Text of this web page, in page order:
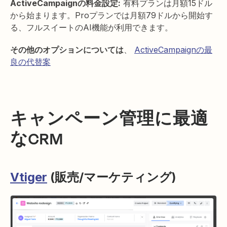
ActiveCampaignの料金設定: 有料プランは月額15ドル
から始まります。Proプランでは月額79ドルから開始す
る、フルスイートのAI機能が利用できます。
その他のオプションについては、 ActiveCampaignの最
良の代替案
キャンペーン管理に最適
なCRM
Vtiger (販売/マーケティング)